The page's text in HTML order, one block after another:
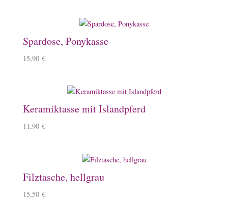
Spardose, Ponykasse
15,90 €
Keramiktasse mit Islandpferd
11,90 €
Filztasche, hellgrau
15,50 €